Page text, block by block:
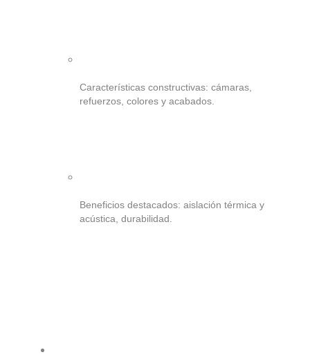
Características constructivas: cámaras,
refuerzos, colores y acabados.
Beneficios destacados: aislación térmica y
acústica, durabilidad.